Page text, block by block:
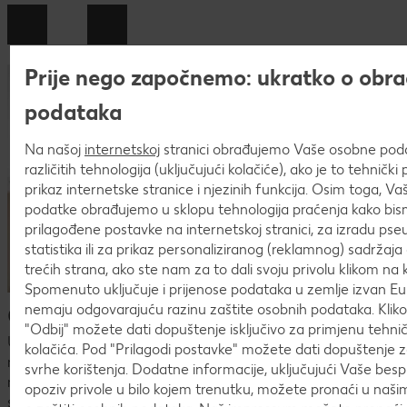
Česta pitanja o postupku prijave
U procesu prijave mogu se pojaviti mnoga pitanja. U
nastavku ćeš naći pregled najčešćih pitanja i odgovora.Ako
nismo uspjeli odgovoriti na tvoje pitanje ili nedoumicu,
slobodno nam se javi na karijera@kaufland.hr
Prije nego započnemo: ukratko o
podataka
Na našoj internetskoj stranici obrađujemo Vaše osobne
različitih tehnologija (uključujući kolačiće), ako je to tehnički
prikaz internetske stranice i njezinih funkcija. Osim toga,
podatke obrađujemo u sklopu tehnologija praćenja kako
prilagođene postavke na internetskoj stranici, za izradu
statistika ili za prikaz personaliziranog (reklamnog) sadržaja
trećih strana, ako ste nam za to dali svoju privolu klikom na
Spomenuto uključuje i prijenose podataka u zemlje izvan
nemaju odgovarajuću razinu zaštite osobnih podataka.
"Odbij" možete dati dopuštenje isključivo za primjenu
kolačića. Pod "Prilagodi postavke" možete dati dopuštenje
svrhe korištenja. Dodatne informacije, uključujući Vaše
opoziv privole u bilo kojem trenutku, možete pronaći u